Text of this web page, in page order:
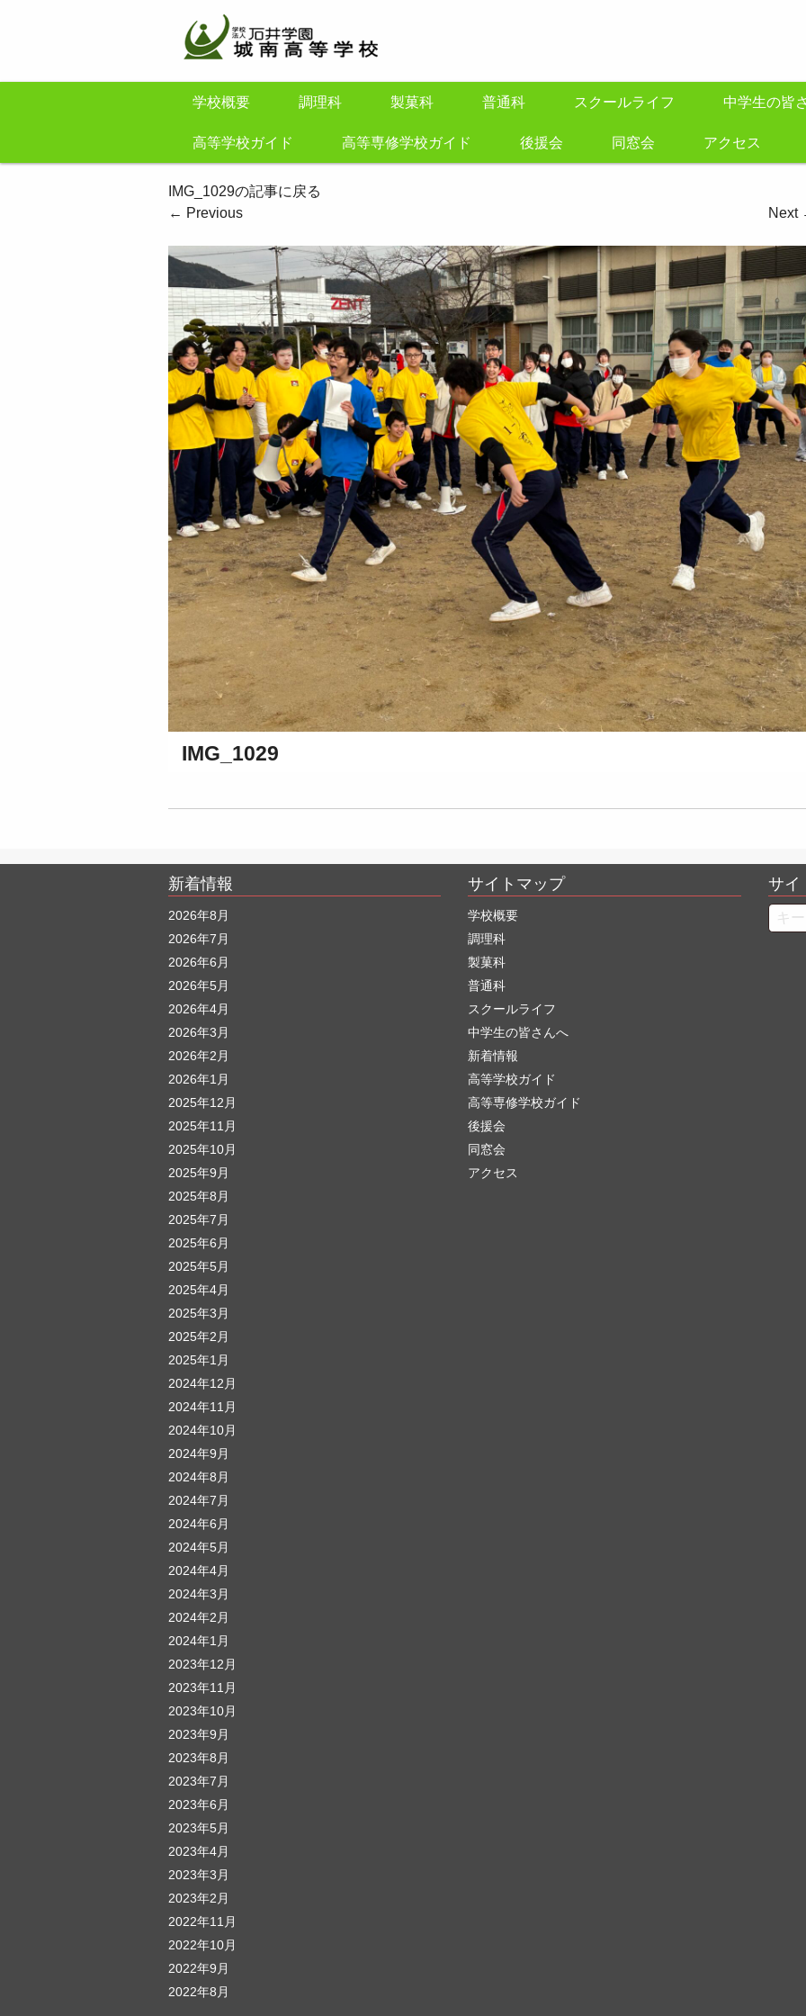
学校概要 調理科 製菓科 普通科 スクールライフ 中学生の皆
高等学校ガイド 高等専修学校ガイド 後援会 同窓会 アクセス
IMG_1029の記事に戻る
← Previous Next
IMG_1029
新着情報
2026年8月
2026年7月
2026年6月
2026年5月
2026年4月
2026年3月
2026年2月
2026年1月
2025年12月
2025年11月
2025年10月
2025年9月
2025年8月
2025年7月
2025年6月
2025年5月
2025年4月
2025年3月
2025年2月
2025年1月
2024年12月
2024年11月
2024年10月
2024年9月
2024年8月
2024年7月
2024年6月
2024年5月
2024年4月
2024年3月
2024年2月
2024年1月
2023年12月
2023年11月
2023年10月
2023年9月
2023年8月
2023年7月
2023年6月
2023年5月
2023年4月
2023年3月
2023年2月
2022年11月
2022年10月
2022年9月
2022年8月
サイトマップ
学校概要
調理科
製菓科
普通科
スクールライフ
中学生の皆さんへ
新着情報
高等学校ガイド
高等専修学校ガイド
後援会
同窓会
アクセス
サイ